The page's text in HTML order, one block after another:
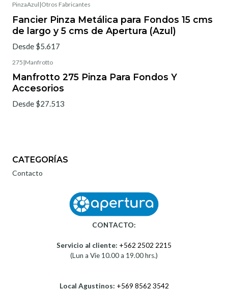
PinzaAzul |Otros Fabricantes
Fancier Pinza Metálica para Fondos 15 cms
de largo y 5 cms de Apertura (Azul)
Desde $5.617
275 |Manfrotto
Manfrotto 275 Pinza Para Fondos Y
Accesorios
Desde $27.513
CATEGORÍAS
Contacto
CONTACTO:
Servicio al cliente: +562 2502 2215
(Lun a Vie 10.00 a 19.00 hrs.)
Local Agustinos: +569 8562 3542